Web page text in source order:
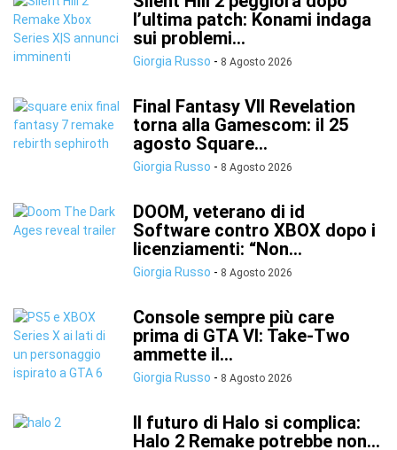
l’ultima patch: Konami indaga
sui problemi...
Giorgia Russo - 8 Agosto 2026
Final Fantasy VII Revelation
torna alla Gamescom: il 25
agosto Square...
Giorgia Russo - 8 Agosto 2026
DOOM, veterano di id
Software contro XBOX dopo i
licenziamenti: “Non...
Giorgia Russo - 8 Agosto 2026
Console sempre più care
prima di GTA VI: Take-Two
ammette il...
Giorgia Russo - 8 Agosto 2026
Il futuro di Halo si complica:
Halo 2 Remake potrebbe non...